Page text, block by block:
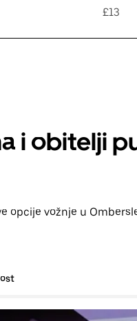
£13
i obitelji
opcije vožnje u